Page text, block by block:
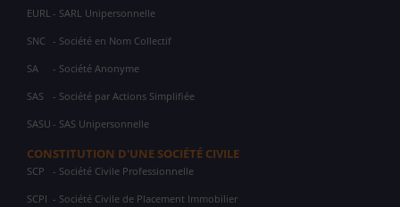
EURL - SARL Unipersonnelle
SNC - Société en Nom Collectif
SA - Société Anonyme
SAS - Société par Actions Simplifiée
SASU - SAS Unipersonnelle
CONSTITUTION D'UNE SOCIÉTÉ CIVILE
SCP - Société Civile Professionnelle
SCPI - Société Civile de Placement Immobilier